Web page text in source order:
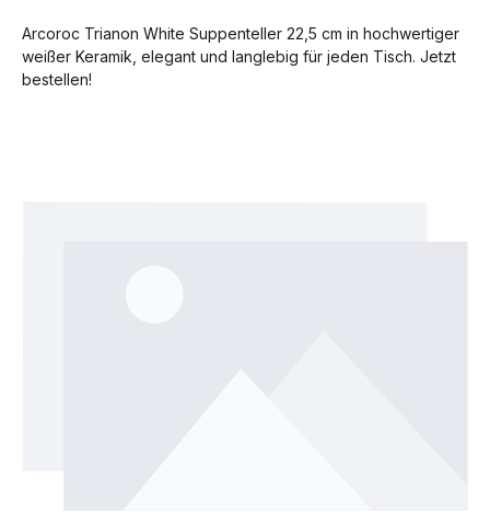
Arcoroc Trianon White Suppenteller 22,5 cm in hochwertiger
weißer Keramik, elegant und langlebig für jeden Tisch. Jetzt
bestellen!